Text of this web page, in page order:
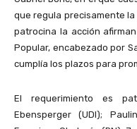
que regula precisamente
patrocina la acción
Popular, encabezado por
cumplía los plazos para
El requerimiento es
Ebensperger (UDI);